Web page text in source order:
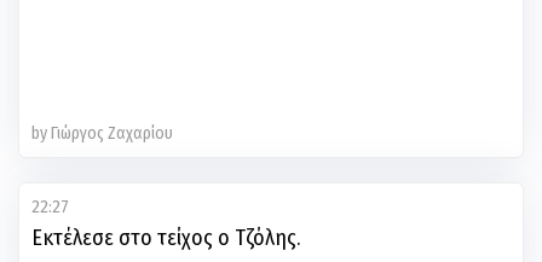
by Γιώργος Ζαχαρίου
22:27
Εκτέλεσε στο τείχος ο Τζόλης.